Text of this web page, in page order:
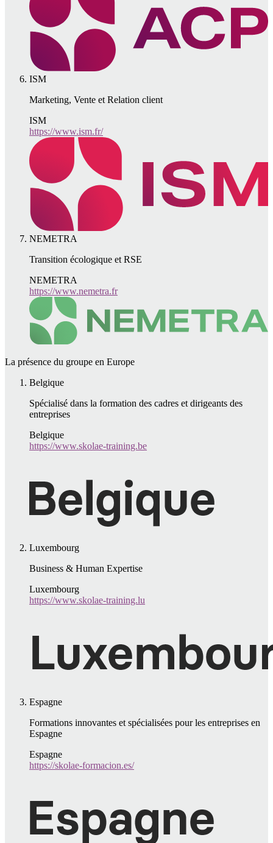
ISM
Marketing, Vente et Relation client
ISM
https://www.ism.fr/
NEMETRA
Transition écologique et RSE
NEMETRA
https://www.nemetra.fr
La présence du groupe en Europe
Belgique
Spécialisé dans la formation des cadres et dirigeants des
entreprises
Belgique
https://www.skolae-training.be
Luxembourg
Business & Human Expertise
Luxembourg
https://www.skolae-training.lu
Espagne
Formations innovantes et spécialisées pour les entreprises en
Espagne
Espagne
https://skolae-formacion.es/